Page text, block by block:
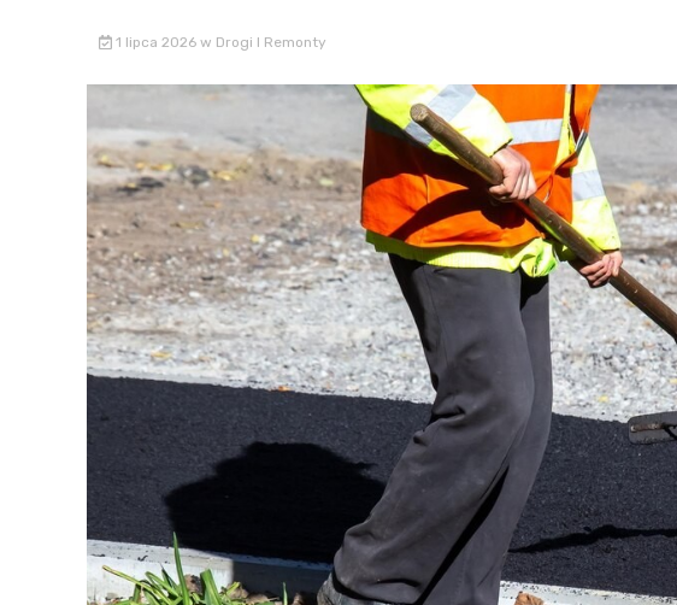
1 lipca 2026 w Drogi I Remonty